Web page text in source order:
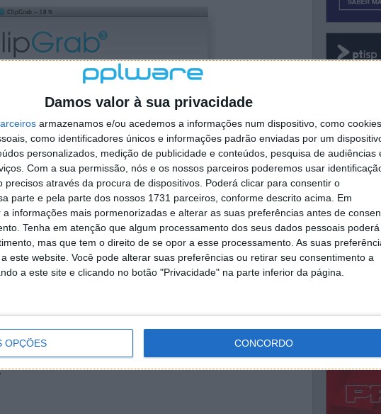
Damos valor à sua privacidade
armazenamos e/ou acedemos a informações num dispositivo, como
como identificadores únicos e informações padrão enviadas por um
personalizados, medição de publicidade e conteúdos, pesquisa de audiências
Com a sua permissão, nós e os nossos parceiros poderemos usar
precisos através da procura de dispositivos. Poderá clicar para consentir o
parte e pela parte dos nossos 1731 parceiros, conforme descrito acima. Em
informações mais pormenorizadas e alterar as suas preferências antes de
Tenha em atenção que algum processamento dos seus dados pessoais poderá
mas que tem o direito de se opor a esse processamento. As suas
este website. Você pode alterar suas preferências ou retirar seu consentimento a
a este site e clicando no botão "Privacidade" na parte inferior da página.
OPÇÕES CONCORDO
esta aplicação permite também descarregar
Hoje já encontramos muitos sites que
de imagem.
sua máquina do som de determinados vídeos que